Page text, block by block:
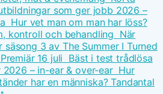
som ger jobb 2026 –
Hur vet man om man har löss?
kontroll och behandling När
säsong 3 av The Summer I Turned
16 juli Bäst i test trådlösa
2026 – in-ear & over-ear Hur
har en människa? Tandantal